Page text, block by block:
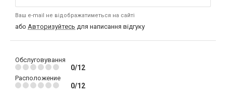
Ваш e-mail не відображатиметься на сайті
або Авторизуйтесь для написання відгуку
Обслуговування
0/12
Расположение
0/12